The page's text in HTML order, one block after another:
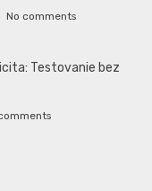
No comments
Testovanie bez